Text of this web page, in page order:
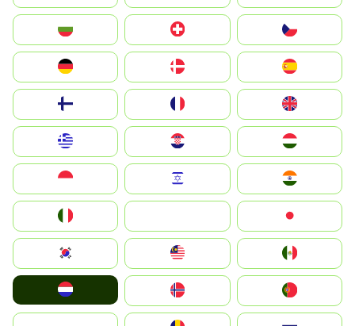
Switzerland
Deutschland
United Kingdom
Magyarország
South Korea